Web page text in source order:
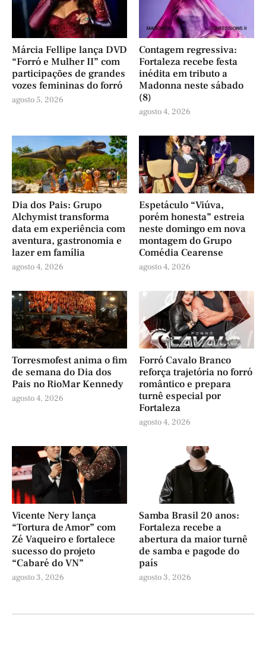
Márcia Fellipe lança DVD
“Forró e Mulher II” com
participações de grandes
vozes femininas do forró
agosto 5, 2026
Contagem regressiva:
Fortaleza recebe festa
inédita em tributo a
Madonna neste sábado
(8)
agosto 4, 2026
Dia dos Pais: Grupo
Alchymist transforma
data em experiência com
aventura, gastronomia e
lazer em família
agosto 4, 2026
Espetáculo “Viúva,
porém honesta” estreia
neste domingo em nova
montagem do Grupo
Comédia Cearense
agosto 4, 2026
Torresmofest anima o fim
de semana do Dia dos
Pais no RioMar Kennedy
agosto 4, 2026
Forró Cavalo Branco
reforça trajetória no forró
romântico e prepara
turnê especial por
Fortaleza
agosto 4, 2026
Vicente Nery lança
“Tortura de Amor” com
Zé Vaqueiro e fortalece
sucesso do projeto
“Cabaré do VN”
agosto 3, 2026
Samba Brasil 20 anos:
Fortaleza recebe a
abertura da maior turnê
de samba e pagode do
país
agosto 3, 2026